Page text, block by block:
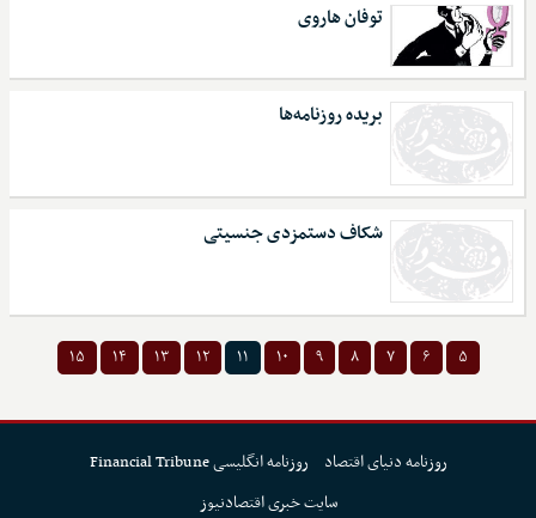
توفان هاروی
بریده روزنامه‌ها
شکاف دستمزدی جنسیتی
۵ ۶ ۷ ۸ ۹ ۱۰ ۱۱ ۱۲ ۱۳ ۱۴ ۱۵
روزنامه دنیای اقتصاد
روزنامه انگلیسی Financial Tribune
سایت خبری اقتصادنیوز